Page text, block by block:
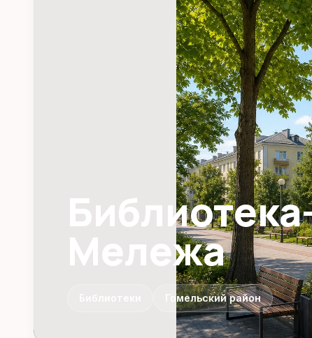
Мележа
Гомельский район